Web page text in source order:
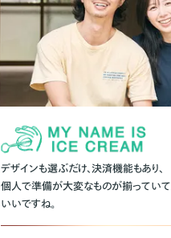
デザインも選ぶだけ、決済機能もあり、
個人で準備が大変なものが揃っていて
いいですね。